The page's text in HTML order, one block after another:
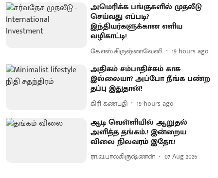
அமெரிக்க பங்குகளில் முதலீடு
செய்வது எப்படி?
இந்தியர்களுக்கான எளிய
வழிகாட்டி!
கே.எஸ்.கிருஷ்ணவேனி 19 hours ago
அதிகம் சம்பாதிச்சும் காசு
இல்லையா? அப்போ நீங்க பண்ற
தப்பு இதுதான்!
கிரி கணபதி 19 hours ago
ஆடி வெள்ளியில் ஆறுதல்
அளித்த தங்கம்.! இன்றைய
விலை நிலவரம் இதோ.!
ரா.வ.பாலகிருஷ்ணன் 07 Aug 2026